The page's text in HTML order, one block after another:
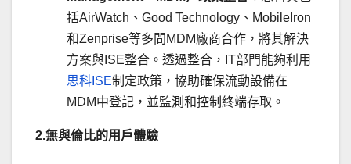
括AirWatch、Good Technology、MobileIron
和Zenprise等多間MDM廠商合作，將其解決
方案與ISE整合。透過整合，IT部門能夠利用
思科ISE制定政策，協助確保流動設備在
MDM中登記，並監測和控制終端存取。
2.無與倫比的用戶體驗